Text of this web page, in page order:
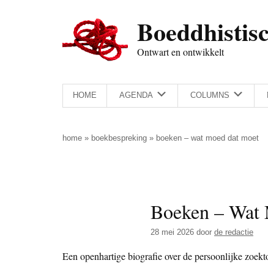
Ontwart en ontwikkelt
HOME AGENDA COLUMNS
home » boekbespreking » boeken – wat moed dat moet
Boeken –
28 mei 2026 door de redactie
Een openhartige biografie over de persoonlijke